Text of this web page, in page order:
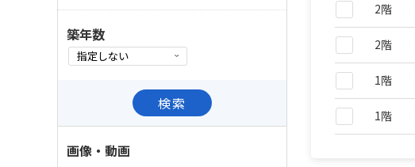
2階
2階
1階
1階
築年数
検索
画像・動画